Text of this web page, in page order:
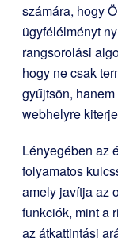
számára, hogy
ügyfélélményt
rangsorolási
hogy ne csak
gyűjtsön,
webhelyre
Lényegében az
folyamatos
amely javítja az
funkciók, mint a
az átkattintási